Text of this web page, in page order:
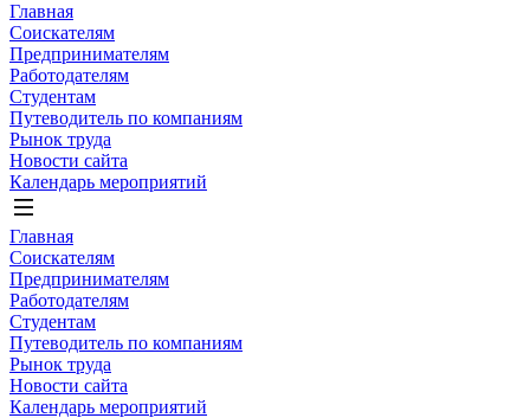
Главная
Соискателям
Предпринимателям
Работодателям
Студентам
Путеводитель по компаниям
Рынок труда
Новости сайта
Календарь мероприятий
Главная
Соискателям
Предпринимателям
Работодателям
Студентам
Путеводитель по компаниям
Рынок труда
Новости сайта
Календарь мероприятий